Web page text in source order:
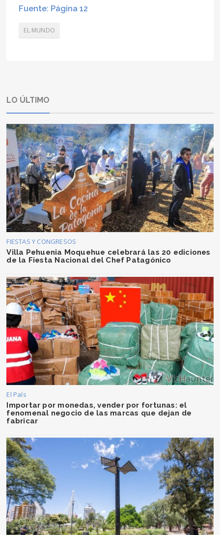
Fuente: Página 12
EL MUNDO
LO ÚLTIMO
FIESTAS Y CONGRESOS
Villa Pehuenia Moquehue celebrará las 20 ediciones
de la Fiesta Nacional del Chef Patagónico
El País
Importar por monedas, vender por fortunas: el
fenomenal negocio de las marcas que dejan de
fabricar